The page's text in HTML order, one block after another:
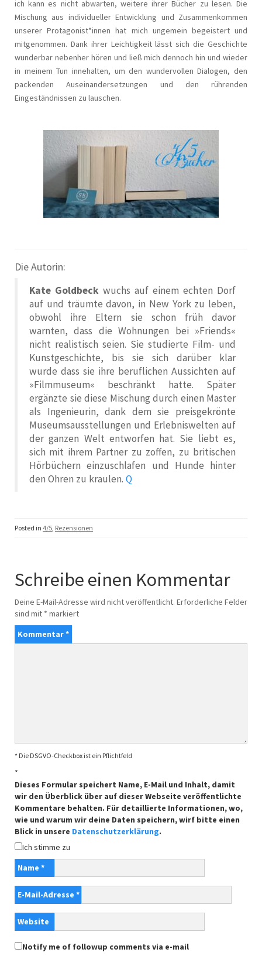
ich kann es nicht abwarten, weitere ihrer Bücher zu lesen. Die
Mischung aus individueller Entwicklung und Zusammenkommen
unserer Protagonist*innen hat mich ungemein begeistert und
mitgenommen. Dank ihrer Leichtigkeit lässt sich die Geschichte
wunderbar nebenher hören und ließ mich dennoch hin und wieder
in meinem Tun innehalten, um den wundervollen Dialogen, den
packenden Auseinandersetzungen und den rührenden
Eingeständnissen zu lauschen.
Die Autorin:
Kate Goldbeck wuchs auf einem echten Dorf
auf und träumte davon, in New York zu leben,
obwohl ihre Eltern sie schon früh davor
warnten, dass die Wohnungen bei »Friends«
nicht realistisch seien. Sie studierte Film- und
Kunstgeschichte, bis sie sich darüber klar
wurde dass sie ihre beruflichen Aussichten auf
»Filmmuseum« beschränkt hatte. Später
ergänzte sie diese Mischung durch einen Master
als Ingenieurin, dank dem sie preisgekrönte
Museumsausstellungen und Erlebniswelten auf
der ganzen Welt entworfen hat. Sie liebt es,
sich mit ihrem Partner zu zoffen, zu britischen
Hörbüchern einzuschlafen und Hunde hinter
den Ohren zu kraulen. Q
Posted in 4/5 Rezensionen
Schreibe einen Kommentar
Deine E-Mail-Adresse wird nicht veröffentlicht. Erforderliche Felder
sind mit * markiert
Kommentar*
* Die DSGVO-Checkbox ist ein Pflichtfeld
*
Dieses Formular speichert Name, E-Mail und Inhalt, damit
wir den Überblick über auf dieser Webseite veröffentlichte
Kommentare behalten. Für detaillierte Informationen, wo,
wie und warum wir deine Daten speichern, wirf bitte einen
Blick in unsere Datenschutzerklärung.
Ich stimme zu
Name *
E-Mail-Adresse *
Website
Notify me of followup comments via e-mail